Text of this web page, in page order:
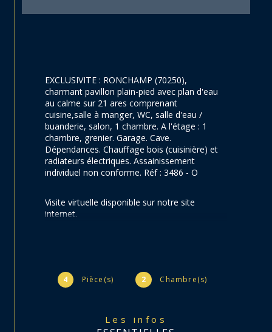
4 Pièce(s) 2 Chambre(s)
Les infos
EXCLUSIVITE : RONCHAMP (70250),
charmant pavillon plain-pied avec plan d'eau
au calme sur 21 ares comprenant
cuisine,salle à manger, WC, salle d'eau /
buanderie, salon, 1 chambre. A l'étage : 1
chambre, grenier. Garage. Cave.
Dépendances. Chauffage bois (cuisinière) et
radiateurs électriques. Assainissement
individuel non conforme. Réf : 3486 - O
Visite virtuelle disponible sur notre site
internet.